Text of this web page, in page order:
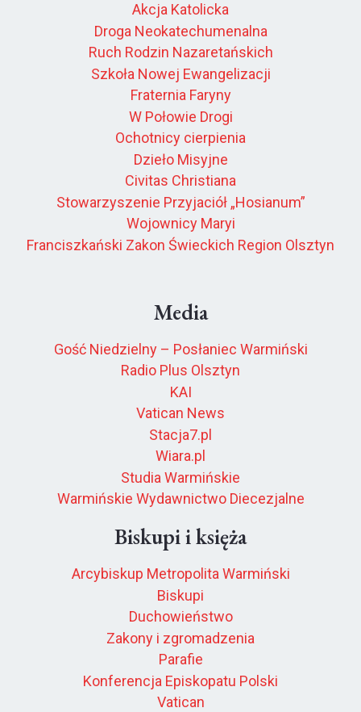
Akcja Katolicka
Droga Neokatechumenalna
Ruch Rodzin Nazaretańskich
Szkoła Nowej Ewangelizacji
Fraternia Faryny
W Połowie Drogi
Ochotnicy cierpienia
Dzieło Misyjne
Civitas Christiana
Stowarzyszenie Przyjaciół „Hosianum”
Wojownicy Maryi
Franciszkański Zakon Świeckich Region Olsztyn
Media
Gość Niedzielny – Posłaniec Warmiński
Radio Plus Olsztyn
KAI
Vatican News
Stacja7.pl
Wiara.pl
Studia Warmińskie
Warmińskie Wydawnictwo Diecezjalne
Biskupi i księża
Arcybiskup Metropolita Warmiński
Biskupi
Duchowieństwo
Zakony i zgromadzenia
Parafie
Konferencja Episkopatu Polski
Vatican